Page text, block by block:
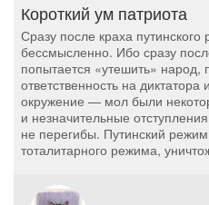
Короткий ум патриота
Сразу после краха
бессмысленно. Ибо сразу
попытается «утешить» народ,
ответственность на
окружение — мол были
и незначительные
не перегибы. Путинский
тоталитарного режима,